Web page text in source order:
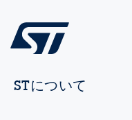
STについて